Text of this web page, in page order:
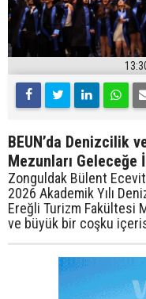
BEUN’da Denizcilik
Mezunları Geleceğe
Zonguldak Bülent
2026 Akademik Yılı
Ereğli Turizm Fakültesi
ve büyük bir coşku